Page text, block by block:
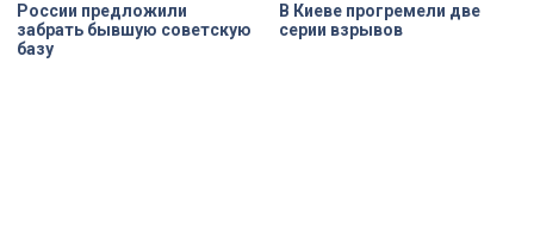
России предложили
забрать бывшую советскую
базу
В Киеве прогремели две
серии взрывов